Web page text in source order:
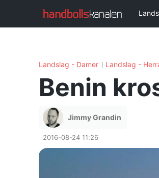
Landslag - Damer Landslag -
Benin
Jimmy Grandin
2016-08-24 11:26